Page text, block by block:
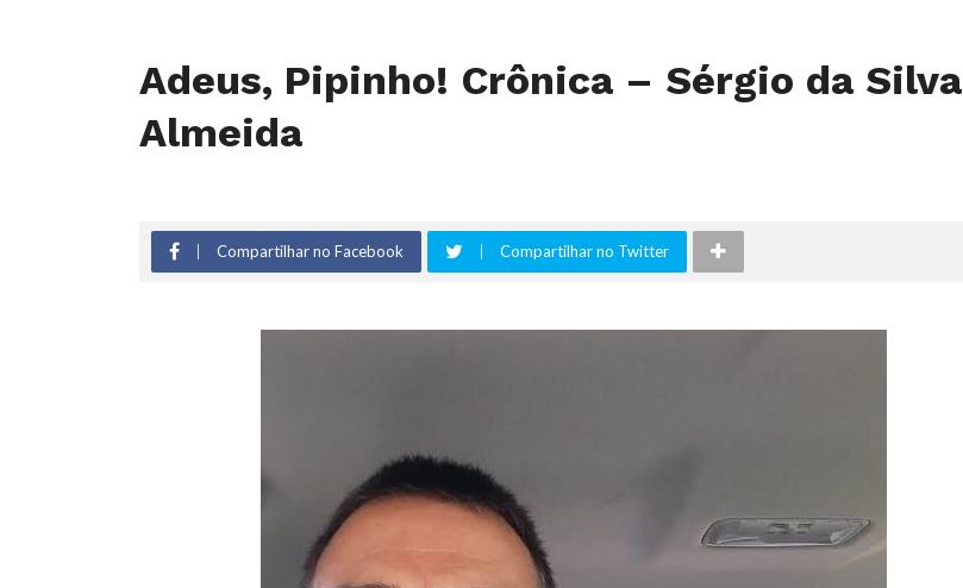
Adeus, Pipinho! Crônica – Sérgio da Silva
Almeida
Compartilhar no Facebook Compartilhar no Twitter